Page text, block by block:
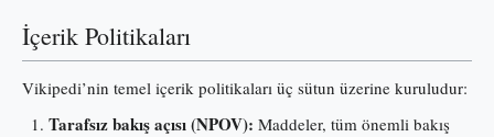
İçerik Politikaları
Vikipedi’nin temel içerik politikaları üç sütun üzerine kuruludur:
Tarafsız bakış açısı (NPOV): Maddeler, tüm önemli bakış